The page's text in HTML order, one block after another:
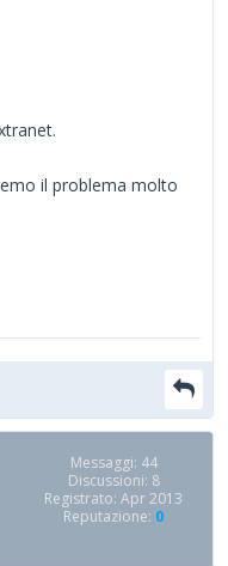
il problema molto
Messaggi: 44
Discussioni: 8
Registrato: Apr 2013
Reputazione: 0